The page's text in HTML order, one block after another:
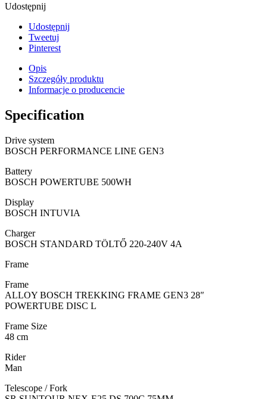
Udostępnij
Udostępnij
Tweetuj
Pinterest
Opis
Szczegóły produktu
Informacje o producencie
Specification
Drive system
BOSCH PERFORMANCE LINE GEN3
Battery
BOSCH POWERTUBE 500WH
Display
BOSCH INTUVIA
Charger
BOSCH STANDARD TÖLTŐ 220-240V 4A
Frame
Frame
ALLOY BOSCH TREKKING FRAME GEN3 28″
POWERTUBE DISC L
Frame Size
48 cm
Rider
Man
Telescope / Fork